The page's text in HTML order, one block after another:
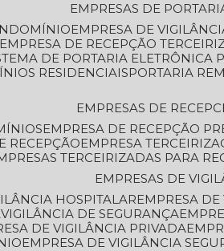
EMPRESAS DE
EMPRESA DE
EMPRESA DE RECEPÇÃO
DE PORTARIA
RESIDENCIAIS
PORTARIA
EMPRESAS DE
EMPRESA DE RECEPÇÃO
RECEPÇÃO EMPRESA
TERCEIRIZADAS PARA
EMPRESAS DE
HOSPITALAR
EMPRESA
VIGILÂNCIA DE SEGURANÇA
DE VIGILÂNCIA PRIVADA
EMPRESA DE VIGILÂNCIA